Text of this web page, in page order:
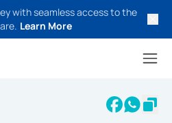
with seamless access to the
Learn More